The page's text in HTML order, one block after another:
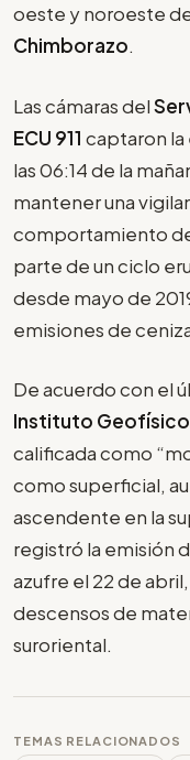
oeste y noroeste
Chimborazo.
Las cámaras del
ECU 911 captaron la
las 06:14 de la
mantener una
comportamiento
parte de un ciclo
desde mayo de
emisiones de
De acuerdo con el
Instituto Geofísico
calificada como
como superficial,
ascendente en la
registró la emisión
azufre el 22 de
descensos de
suroriental.
TEMAS RELACIONADOS